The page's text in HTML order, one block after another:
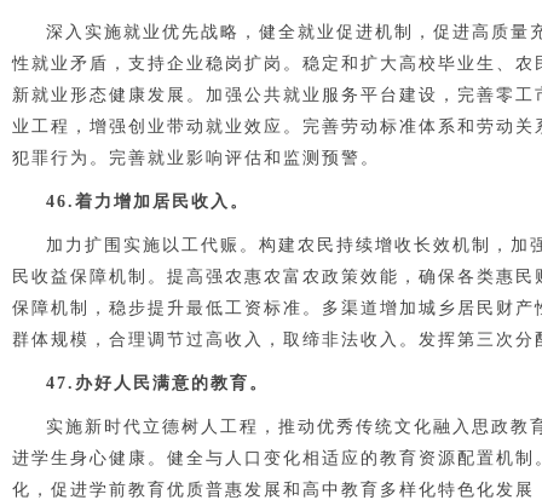
深入实施就业优先战略，健全就业促进机制，促进高质
性就业矛盾，支持企业稳岗扩岗。稳定和扩大高校毕业生、
新就业形态健康发展。加强公共就业服务平台建设，完善零
业工程，增强创业带动就业效应。完善劳动标准体系和劳动
犯罪行为。完善就业影响评估和监测预警。
46.着力增加居民收入。
加力扩围实施以工代赈。构建农民持续增收长效机制，
民收益保障机制。提高强农惠农富农政策效能，确保各类惠
保障机制，稳步提升最低工资标准。多渠道增加城乡居民财
群体规模，合理调节过高收入，取缔非法收入。发挥第三次
47.办好人民满意的教育。
实施新时代立德树人工程，推动优秀传统文化融入思政
进学生身心健康。健全与人口变化相适应的教育资源配置机
化，促进学前教育优质普惠发展和高中教育多样化特色化发